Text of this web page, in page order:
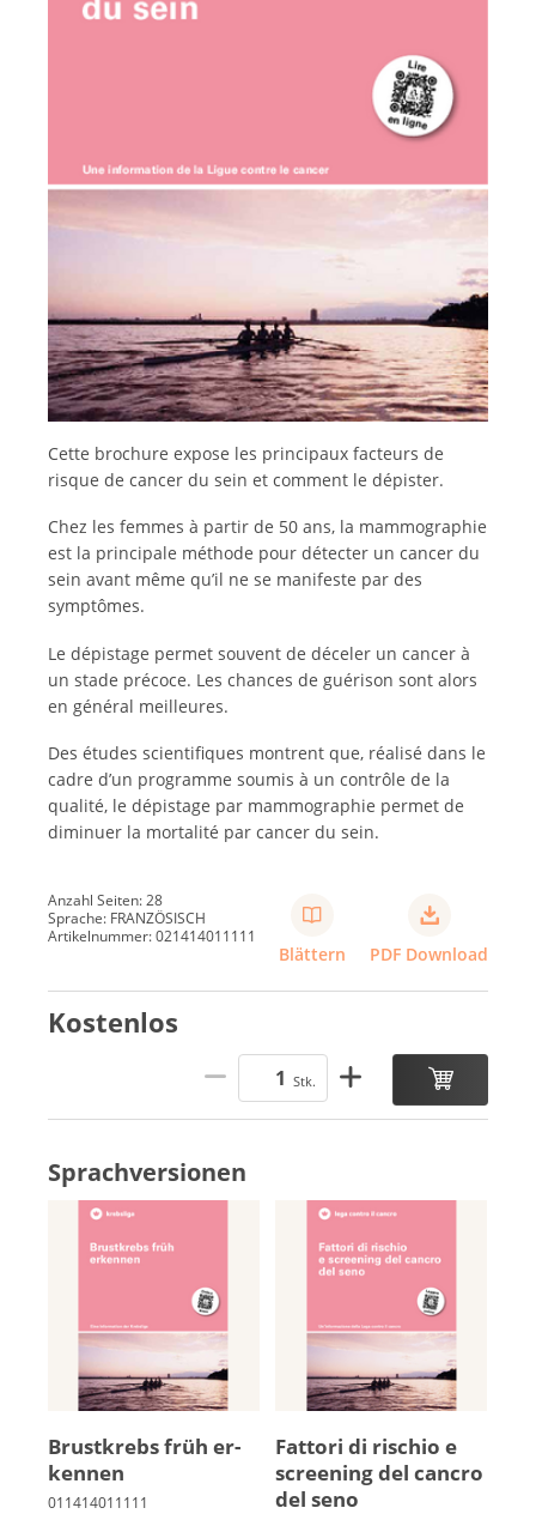
Cette brochure expose les principaux facteurs de
risque de cancer du sein et comment le dépister.
Chez les femmes à partir de 50 ans, la mammographie
est la principale méthode pour détecter un cancer du
sein avant même qu’il ne se manifeste par des
symptômes.
Le dépistage permet souvent de déceler un cancer à
un stade précoce. Les chances de guérison sont alors
en général meilleures.
Des études scientifiques montrent que, réalisé dans le
cadre d’un programme soumis à un contrôle de la
qualité, le dépistage par mammographie permet de
diminuer la mortalité par cancer du sein.
Anzahl Seiten: 28
Sprache: FRANZÖSISCH
Artikelnummer: 021414011111
Blättern PDF Download
Kostenlos
Stk.
Sprachversionen
Brust­krebs früh er­
ken­nen
Fattori di ri­schio e
screening del cancro
del seno